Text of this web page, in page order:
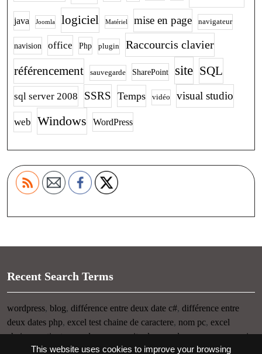
This website uses cookies to improve your browsing
java Joomla logiciel Matériel mise en page navigateur
navision office Php plugin Raccourcis clavier
référencement sauvegarde SharePoint site SQL
sql server 2008 SSRS Temps vidéo visual studio
web Windows WordPress
Recent Search Terms
wordpress, blog, différence entre deux date c#, différence entre
deux dates php, excel test chaine de caractere, nom pc, excel
chaine contient,nom du pc,connaitre le nom de son pc,raccourci
clavier visuel